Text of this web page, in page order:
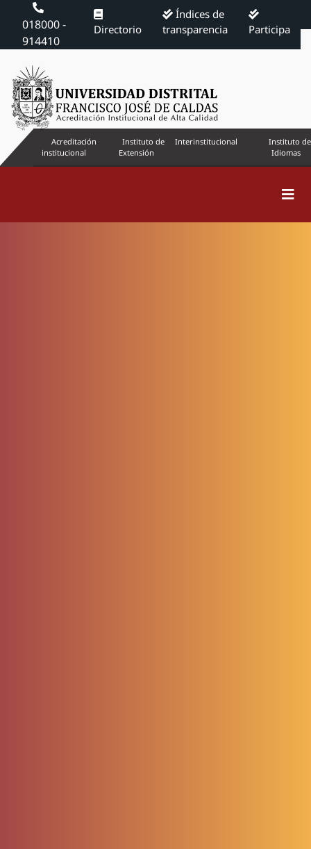
018000 -
914410
Directorio
Índices de
transparencia
Participa
Acreditación
institucional
Instituto de
Extensión
Interinstitucional
Instituto de
Idiomas